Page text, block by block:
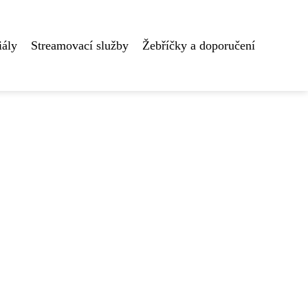
Streamovací služby Žebříčky a doporučení